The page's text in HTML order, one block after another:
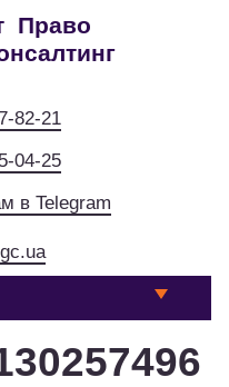
Право
82-21
04-25
в Telegram